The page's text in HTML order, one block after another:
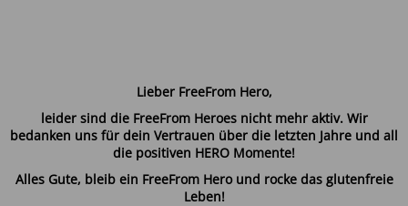
Lieber FreeFrom Hero,
leider sind die FreeFrom Heroes nicht mehr aktiv. Wir
bedanken uns für dein Vertrauen über die letzten Jahre und all
die positiven HERO Momente!
Alles Gute, bleib ein FreeFrom Hero und rocke das glutenfreie
Leben!